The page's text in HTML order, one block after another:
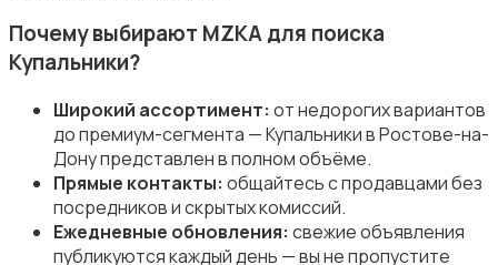
Обувь
Почему выбирают MZKA для поиска
Купальники?
Широкий ассортимент: от недорогих вариантов
до премиум-сегмента — Купальники в Ростове-на-
Дону представлен в полном объёме.
Прямые контакты: общайтесь с продавцами без
посредников и скрытых комиссий.
Ежедневные обновления: свежие объявления
публикуются каждый день — вы не пропустите